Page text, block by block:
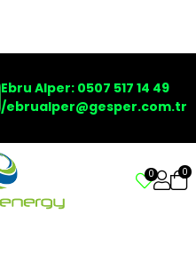
Ebru Alper: 0507 517 14 49
/ebrualper@gesper.com.tr
0
0